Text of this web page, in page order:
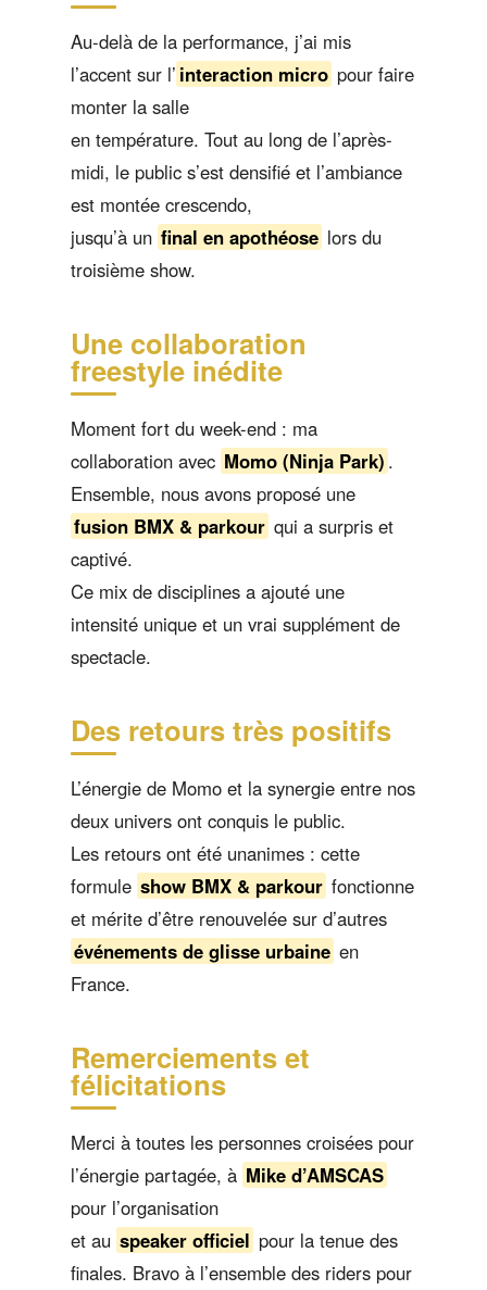
Au-delà de la performance, j’ai mis
l’accent sur l’ interaction micro pour faire
monter la salle
en température. Tout au long de l’après-
midi, le public s’est densifié et l’ambiance
est montée crescendo,
jusqu’à un final en apothéose lors du
troisième show.
Une collaboration
freestyle inédite
Moment fort du week-end : ma
collaboration avec Momo (Ninja Park) .
Ensemble, nous avons proposé une
fusion BMX & parkour qui a surpris et
captivé.
Ce mix de disciplines a ajouté une
intensité unique et un vrai supplément de
spectacle.
Des retours très positifs
L’énergie de Momo et la synergie entre nos
deux univers ont conquis le public.
Les retours ont été unanimes : cette
formule show BMX & parkour fonctionne
et mérite d’être renouvelée sur d’autres
événements de glisse urbaine en
France.
Remerciements et
félicitations
Merci à toutes les personnes croisées pour
l’énergie partagée, à Mike d’AMSCAS
pour l’organisation
et au speaker officiel pour la tenue des
finales. Bravo à l’ensemble des riders pour